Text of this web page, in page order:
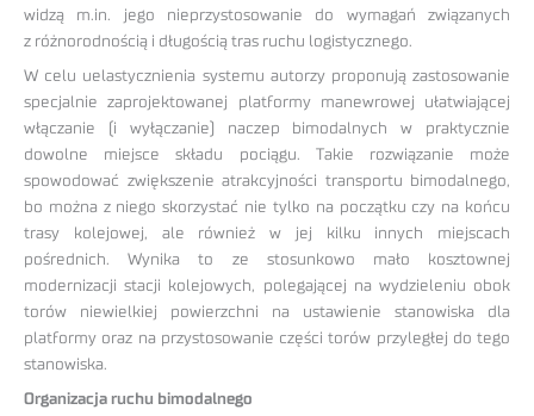
widzą m.in. jego nieprzystosowanie do wymagań związanych
z różnorodnością i długością tras ruchu logistycznego.
W celu uelastycznienia systemu autorzy proponują zastosowanie
specjalnie zaprojektowanej platformy manewrowej ułatwiającej
włączanie (i wyłączanie) naczep bimodalnych w praktycznie
dowolne miejsce składu pociągu. Takie rozwiązanie może
spowodować zwiększenie atrakcyjności transportu bimodalnego,
bo można z niego skorzystać nie tylko na początku czy na końcu
trasy kolejowej, ale również w jej kilku innych miejscach
pośrednich. Wynika to ze stosunkowo mało kosztownej
modernizacji stacji kolejowych, polegającej na wydzieleniu obok
torów niewielkiej powierzchni na ustawienie stanowiska dla
platformy oraz na przystosowanie części torów przyległej do tego
stanowiska.
Organizacja ruchu bimodalnego